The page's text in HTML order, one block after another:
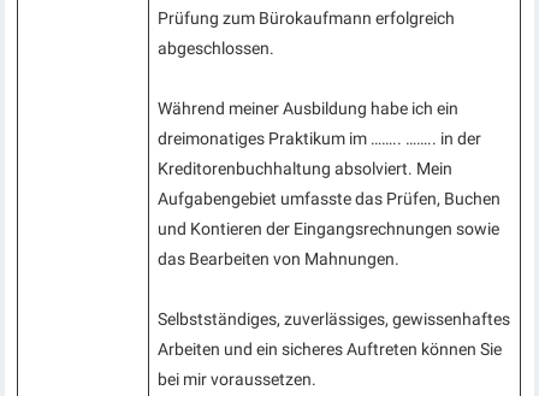
Prüfung zum Bürokaufmann erfolgreich
abgeschlossen.
Während meiner Ausbildung habe ich ein
dreimonatiges Praktikum im …….. …….. in der
Kreditorenbuchhaltung absolviert. Mein
Aufgabengebiet umfasste das Prüfen, Buchen
und Kontieren der Eingangsrechnungen sowie
das Bearbeiten von Mahnungen.
Selbstständiges, zuverlässiges, gewissenhaftes
Arbeiten und ein sicheres Auftreten können Sie
bei mir voraussetzen.